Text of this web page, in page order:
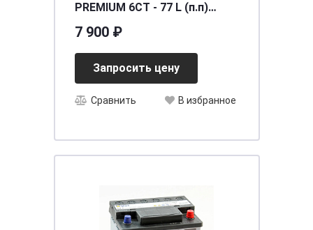
PREMIUM 6СТ - 77 L (п.п)
7 900 ₽
Запросить цену
Сравнить В избранное